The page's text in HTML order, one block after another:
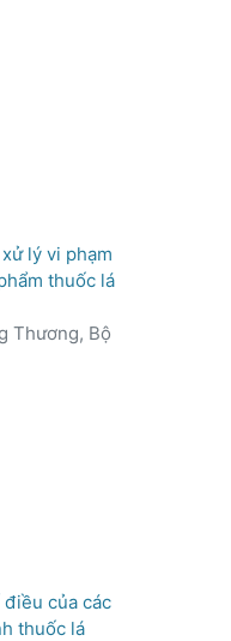
lý vi phạm
thuốc lá
Thương, Bộ
của các
thuốc lá